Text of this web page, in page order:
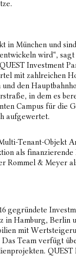
in München und
wird“, sagt
Investment
mit zahlreichen
den
in dem es
Campus für die
aufgewertet.
Tenant-Objekt
als
Rommel & Meyer
gegründete
in Hamburg, Berlin
mit
Team verfügt
QUEST